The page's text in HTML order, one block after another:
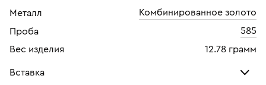
Металл
Комбинированное золото
Проба
585
Вес изделия
12.78 грамм
Вставка